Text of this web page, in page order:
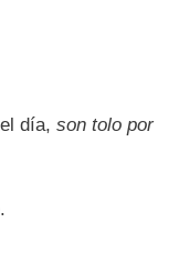
día, son tolo por